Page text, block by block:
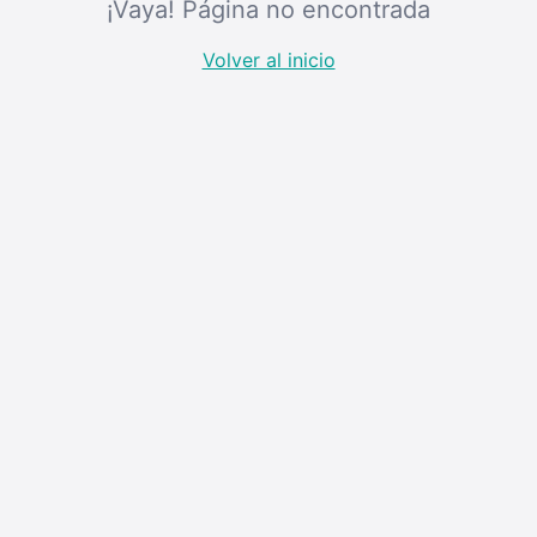
¡Vaya! Página no encontrada
Volver al inicio